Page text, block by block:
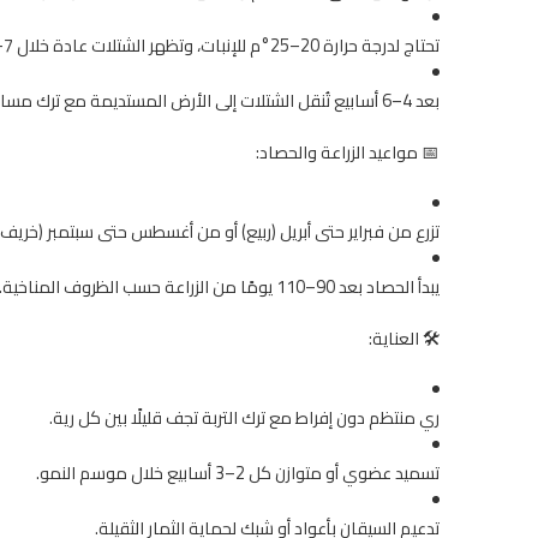
تحتاج لدرجة حرارة 20–25°م للإنبات، وتظهر الشتلات عادة خلال 7–14 يومًا.
بعد 4–6 أسابيع تُنقل الشتلات إلى الأرض المستديمة مع ترك مسافة 50–70 سم بين النباتات.
📅 مواعيد الزراعة والحصاد:
تزرع من فبراير حتى أبريل (ربيع) أو من أغسطس حتى سبتمبر
يبدأ الحصاد بعد 90–110 يومًا من الزراعة حسب الظروف المناخية.
🛠️ العناية:
ري منتظم دون إفراط مع ترك التربة تجف قليلًا بين كل رية.
تسميد عضوي أو متوازن كل 2–3 أسابيع خلال موسم النمو.
تدعيم السيقان بأعواد أو شبك لحماية الثمار الثقيلة.